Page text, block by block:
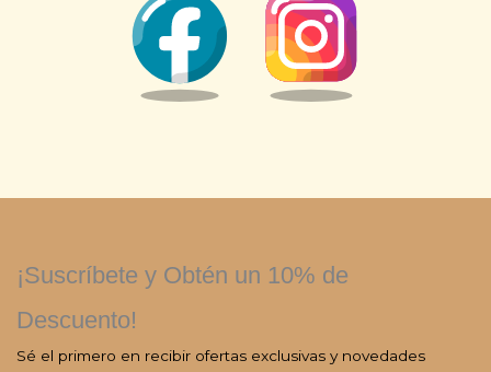
¡Suscríbete y Obtén un 10% de
Descuento!
Sé el primero en recibir ofertas exclusivas y novedades